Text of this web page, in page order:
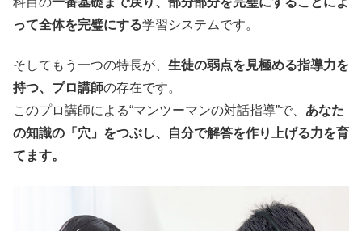
って全体を完璧にする学習システムです。
そしてもう一つの特長が、 生徒の弱点を見極める指導力を
持つ、プロ講師の存在です。
このプロ講師による“マンツーマンの対話指導”で、 あなた
の知識の「穴」をつぶし、自分で解答を作り上げる力を育
てます。